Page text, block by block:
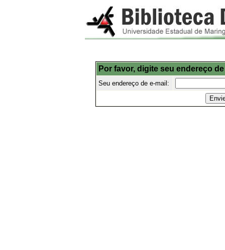
Por favor, digite seu endereço
Seu endereço de e-mail: